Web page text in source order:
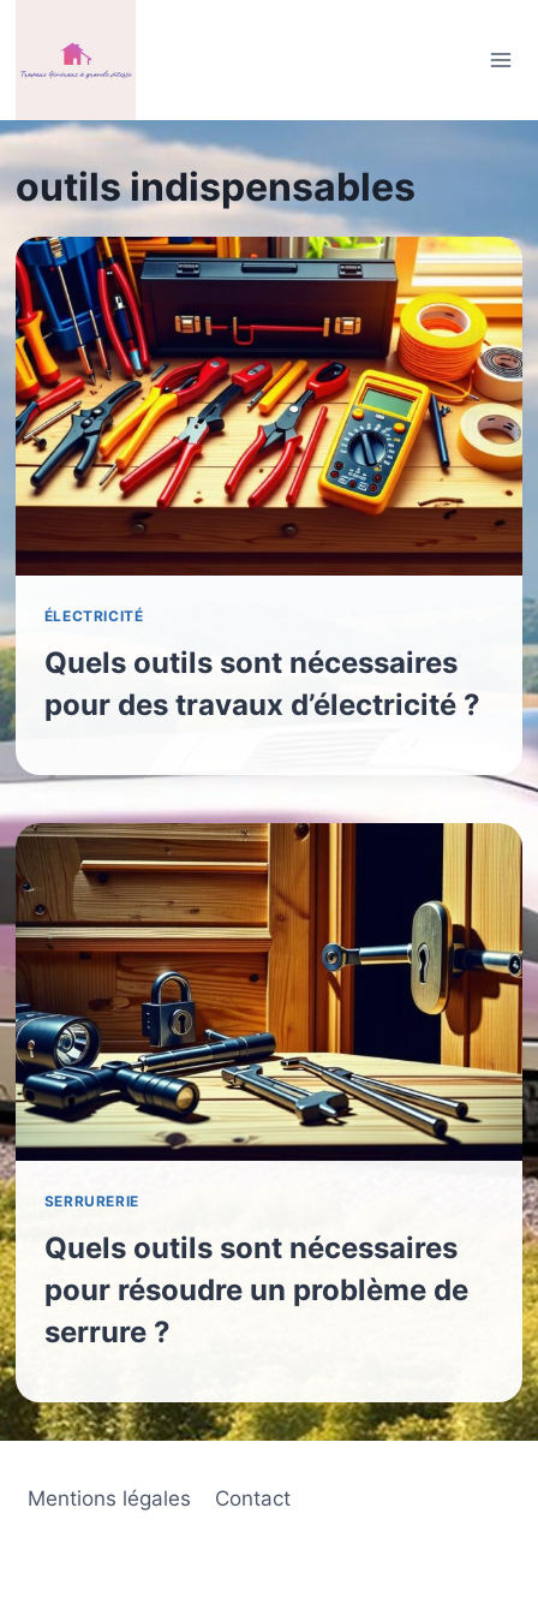
contenu
outils indispensables
ÉLECTRICITÉ
Quels outils sont nécessaires
pour des travaux d’électricité ?
SERRURERIE
Quels outils sont nécessaires
pour résoudre un problème de
serrure ?
Mentions légales Contact